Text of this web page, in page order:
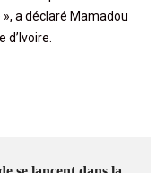
a déclaré Mamadou
d’Ivoire.